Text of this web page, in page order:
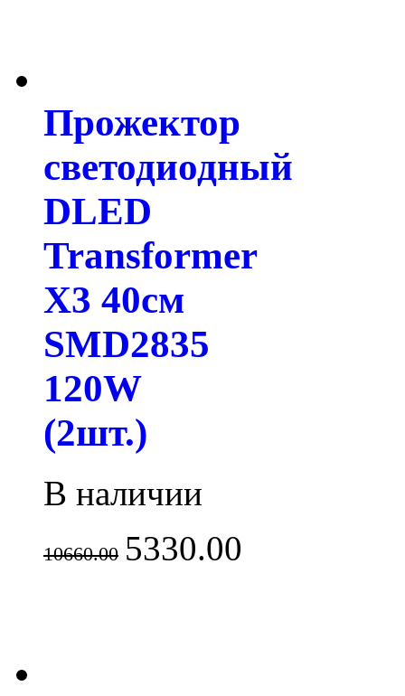
Прожектор
светодиодный
DLED
Transformer
X3 40см
SMD2835
120W
(2шт.)
В наличии
10660.00 5330.00